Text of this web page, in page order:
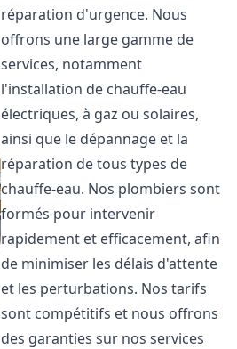
réparation d'urgence. Nous
offrons une large gamme de
services, notamment
l'installation de chauffe-eau
électriques, à gaz ou solaires,
ainsi que le dépannage et la
réparation de tous types de
chauffe-eau. Nos plombiers sont
formés pour intervenir
rapidement et efficacement, afin
de minimiser les délais d'attente
et les perturbations. Nos tarifs
sont compétitifs et nous offrons
des garanties sur nos services